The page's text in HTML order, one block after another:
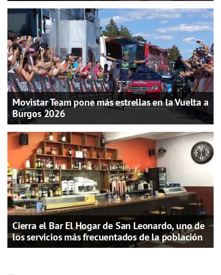
Movistar Team pone más estrellas en la Vuelta a
Burgos 2026
Cierra el Bar El Hogar de San Leonardo, uno de
los servicios más frecuentados de la población